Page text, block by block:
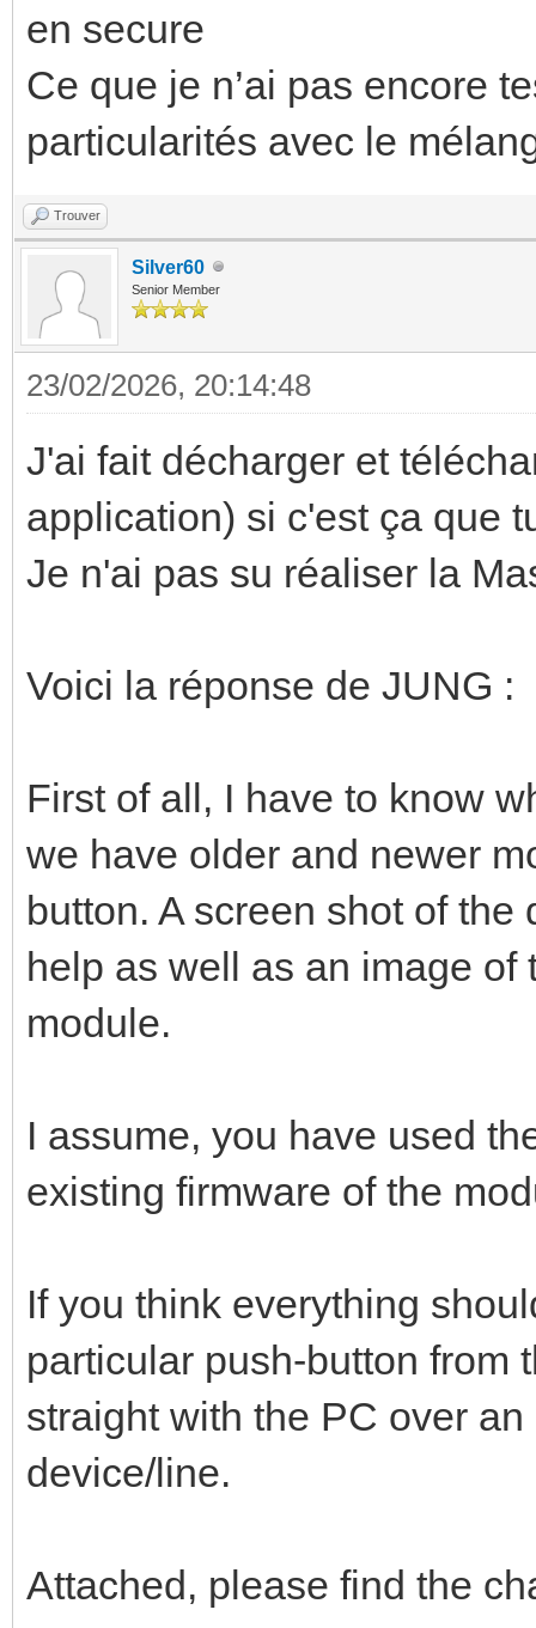
en secure
Ce que je n’ai pas encore
particularités avec le
Trouver
Silver60
Senior Member
23/02/2026, 20:14:48
J'ai fait décharger et
application) si c'est ça que
Je n'ai pas su réaliser la
Voici la réponse de JUNG :
First of all, I have to know
we have older and newer
button. A screen shot of
help as well as an image of
module.
I assume, you have used
existing firmware of the
If you think everything
particular push-button from
straight with the PC over
device/line.
Attached, please find the